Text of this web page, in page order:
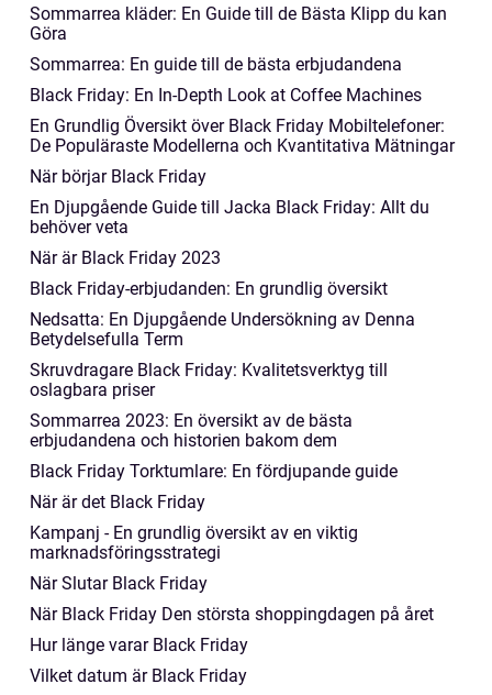
Sommarrea kläder: En Guide till de Bästa Klipp du kan
Göra
Sommarrea: En guide till de bästa erbjudandena
Black Friday: En In-Depth Look at Coffee Machines
En Grundlig Översikt över Black Friday Mobiltelefoner:
De Populäraste Modellerna och Kvantitativa Mätningar
När börjar Black Friday
En Djupgående Guide till Jacka Black Friday: Allt du
behöver veta
När är Black Friday 2023
Black Friday-erbjudanden: En grundlig översikt
Nedsatta: En Djupgående Undersökning av Denna
Betydelsefulla Term
Skruvdragare Black Friday: Kvalitetsverktyg till
oslagbara priser
Sommarrea 2023: En översikt av de bästa
erbjudandena och historien bakom dem
Black Friday Torktumlare: En fördjupande guide
När är det Black Friday
Kampanj - En grundlig översikt av en viktig
marknadsföringsstrategi
När Slutar Black Friday
När Black Friday Den största shoppingdagen på året
Hur länge varar Black Friday
Vilket datum är Black Friday